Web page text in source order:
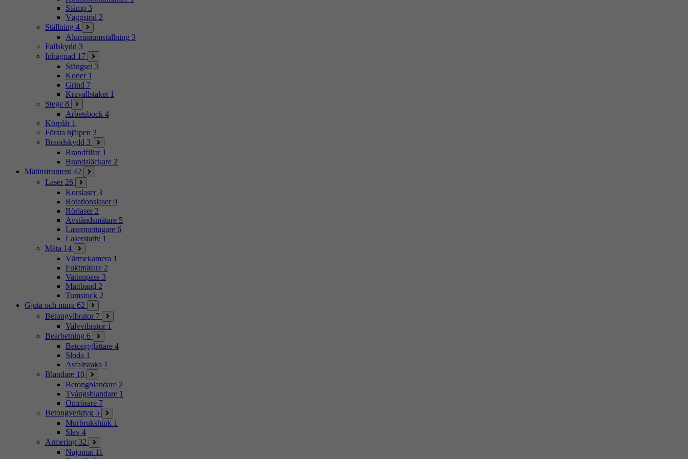
Stämp 3
Väggstöd 2
Ställning 4
Aluminiumställning 3
Fallskydd 3
Inhägnad 17
Stängsel 3
Koner 1
Grind 7
Kravallstaket 1
Stege 8
Arbetsbock 4
Körplåt 1
Första hjälpen 3
Brandskydd 3
Brandfiltar 1
Brandsläckare 2
Mätinstrument 42
Laser 26
Korslaser 3
Rotationslaser 9
Rörlaser 2
Avståndsmätare 5
Lasermottagare 6
Laserstativ 1
Mäta 14
Värmekamera 1
Fuktmätare 2
Vattenpass 3
Måttband 2
Tumstock 2
Gjuta och mura 62
Betongvibrator 7
Valvvibrator 1
Bearbetning 6
Betongglättare 4
Sloda 1
Asfaltsraka 1
Blandare 10
Betongblandare 2
Tvångsblandare 1
Omrörare 7
Betongverktyg 5
Murbrukshink 1
Slev 4
Armering 32
Najomat 11